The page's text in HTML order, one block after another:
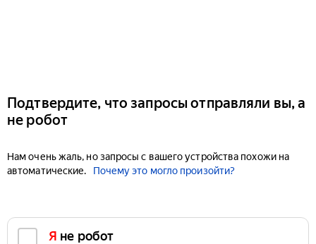
Подтвердите, что запросы отправляли вы, а
не робот
Нам очень жаль, но запросы с вашего устройства похожи на
автоматические.
Почему это могло произойти?
Я не робот